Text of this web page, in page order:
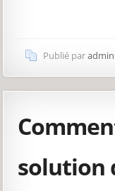
Publié paradmin
solution